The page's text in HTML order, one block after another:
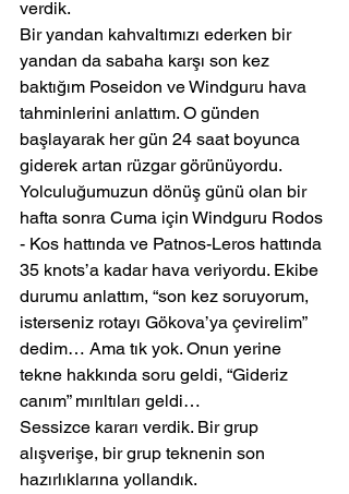
verdik.
Bir yandan kahvaltımızı ederken bir
yandan da sabaha karşı son kez
baktığım Poseidon ve Windguru hava
tahminlerini anlattım. O günden
başlayarak her gün 24 saat boyunca
giderek artan rüzgar görünüyordu.
Yolculuğumuzun dönüş günü olan bir
hafta sonra Cuma için Windguru Rodos
- Kos hattında ve Patnos-Leros hattında
35 knots’a kadar hava veriyordu. Ekibe
durumu anlattım, “son kez soruyorum,
isterseniz rotayı Gökova’ya çevirelim”
dedim… Ama tık yok. Onun yerine
tekne hakkında soru geldi, “Gideriz
canım” mırıltıları geldi…
Sessizce kararı verdik. Bir grup
alışverişe, bir grup teknenin son
hazırlıklarına yollandık.